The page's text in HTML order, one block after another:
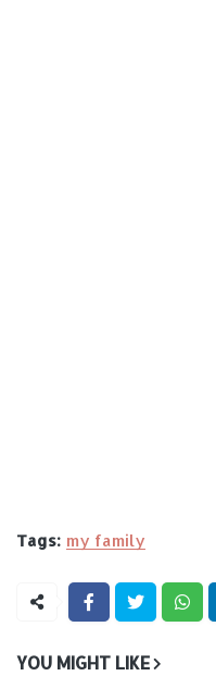
Tags: my family
YOU MIGHT LIKE